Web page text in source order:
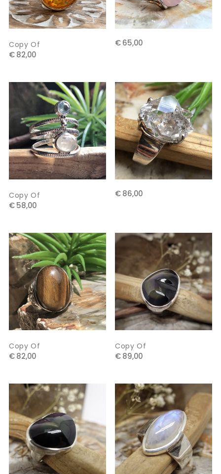
Copy Of
€ 82,00
€ 65,00
Copy Of
€ 58,00
€ 86,00
Copy Of
€ 82,00
Copy Of
€ 89,00